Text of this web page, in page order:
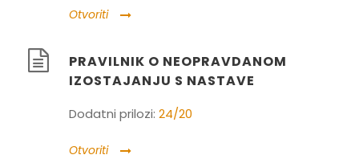
Otvoriti
PRAVILNIK O NEOPRAVDANOM
IZOSTAJANJU S NASTAVE
Dodatni prilozi: 24/20
Otvoriti